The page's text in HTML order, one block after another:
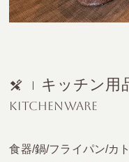
キッチン用
KITCHENWARE
食器/鍋/フライパン/カ